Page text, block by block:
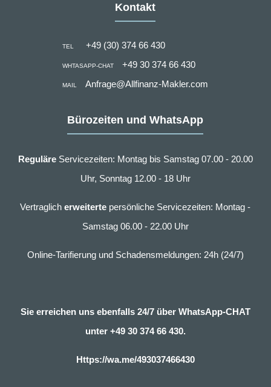
Kontakt
TEL +49 (30) 374 66 430
WHTASAPP-CHAT +49 30 374 66 430
MAIL Anfrage@Allfinanz-Makler.com
Bürozeiten und WhatsApp
ReguläreServicezeiten: Montag bis Samstag 07.00 - 20.00
Uhr, Sonntag 12.00 - 18 Uhr
Vertraglicherweiterte persönliche Servicezeiten: Montag -
Samstag 06.00 - 22.00 Uhr
Online-Tarifierung und Schadensmeldungen: 24h (24/7)
Sie erreichen uns ebenfalls 24/7 über WhatsApp-CHAT
unter +49 30 374 66 430.
Https://wa.me/493037466430